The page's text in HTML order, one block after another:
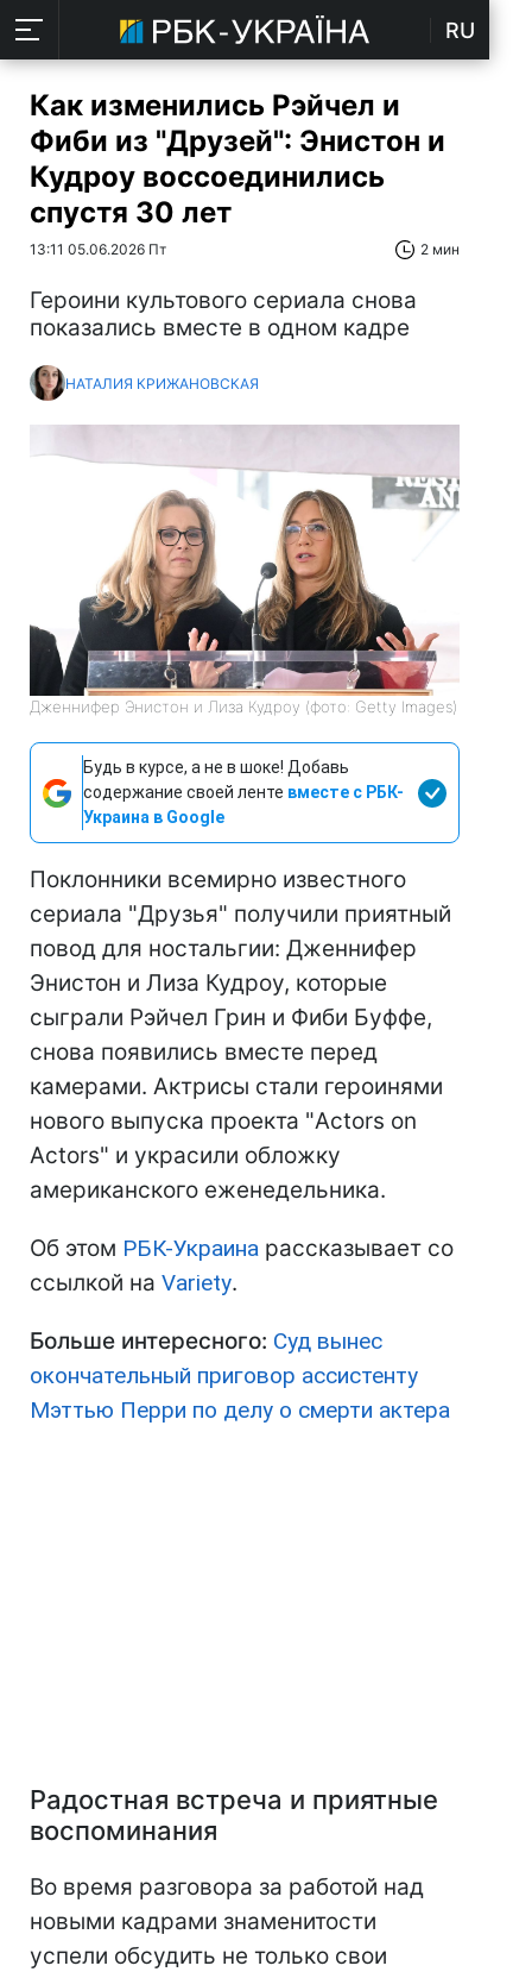
RU
Как изменились Рэйчел и
Фиби из "Друзей": Энистон и
Кудроу воссоединились
спустя 30 лет
13:11 05.06.2026 Пт 2 мин
Героини культового сериала снова
показались вместе в одном кадре
НАТАЛИЯ КРИЖАНОВСКАЯ
Дженнифер Энистон и Лиза Кудроу (фото: Getty Images)
Будь в курсе, а не в шоке! Добавь
содержание своей ленте вместе с РБК-
Украина в Google
Поклонники всемирно известного
сериала "Друзья" получили приятный
повод для ностальгии: Дженнифер
Энистон и Лиза Кудроу, которые
сыграли Рэйчел Грин и Фиби Буффе,
снова появились вместе перед
камерами. Актрисы стали героинями
нового выпуска проекта "Actors on
Actors" и украсили обложку
американского еженедельника.
Об этом РБК-Украина рассказывает со
ссылкой на Variety.
Больше интересного: Суд вынес
окончательный приговор ассистенту
Мэттью Перри по делу о смерти актера
Радостная встреча и приятные
воспоминания
Во время разговора за работой над
новыми кадрами знаменитости
успели обсудить не только свои